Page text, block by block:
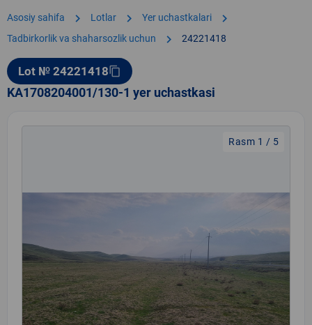
Asosiy sahifa chevron_right Lotlar chevron_right Yer uchastkalari chevron_right
Tadbirkorlik va shaharsozlik uchun chevron_right 24221418
Lot № 24221418content_copy
KA1708204001/130-1 yer uchastkasi
Rasm 1 / 5